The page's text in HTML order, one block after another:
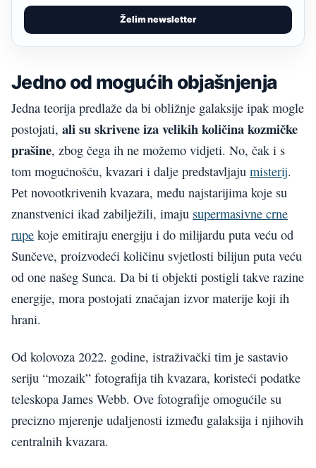
Želim newsletter
Jedno od mogućih objašnjenja
Jedna teorija predlaže da bi obližnje galaksije ipak mogle
postojati, ali su skrivene iza velikih količina kozmičke
prašine, zbog čega ih ne možemo vidjeti. No, čak i s
tom mogućnošću, kvazari i dalje predstavljaju misterij.
Pet novootkrivenih kvazara, među najstarijima koje su
znanstvenici ikad zabilježili, imaju supermasivne crne
rupe koje emitiraju energiju i do milijardu puta veću od
Sunčeve, proizvodeći količinu svjetlosti bilijun puta veću
od one našeg Sunca. Da bi ti objekti postigli takve razine
energije, mora postojati značajan izvor materije koji ih
hrani.
Od kolovoza 2022. godine, istraživački tim je sastavio
seriju “mozaik” fotografija tih kvazara, koristeći podatke
teleskopa James Webb. Ove fotografije omogućile su
precizno mjerenje udaljenosti između galaksija i njihovih
centralnih kvazara.